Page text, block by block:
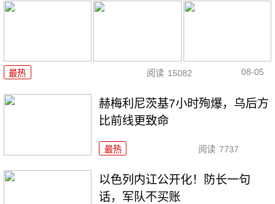
最热 阅读 15082 08-05
赫梅利尼茨基7小时殉爆，乌后方
比前线更致命
最热 阅读 7737
以色列内讧公开化！防长一句
话，军队不买账